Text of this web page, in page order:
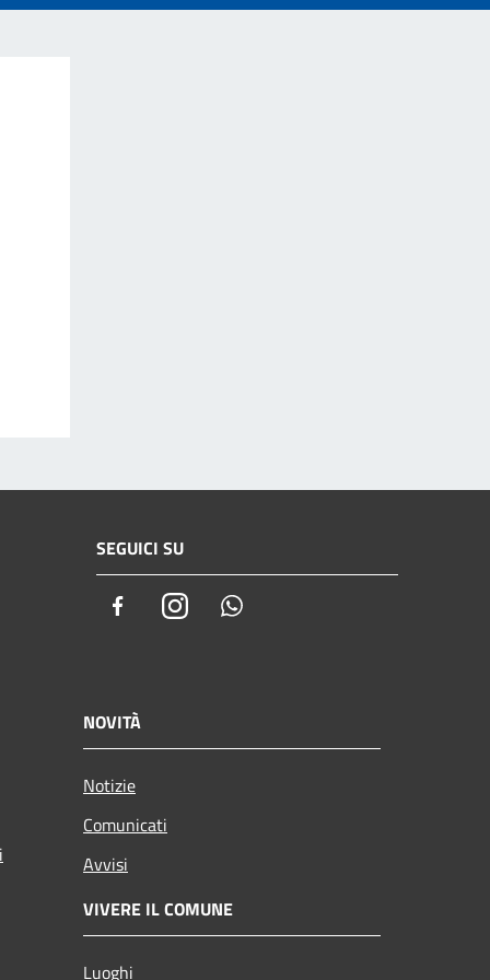
SEGUICI SU
FacebookInstagram
NOVITÀ
Notizie
Comunicati
Avvisi
VIVERE IL COMUNE
Luoghi